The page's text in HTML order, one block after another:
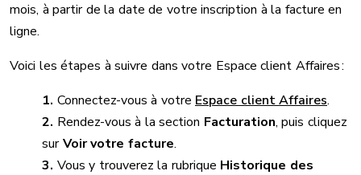
mois, à partir de la date de votre inscription à la facture en
ligne.
Voici les étapes à suivre dans votre Espace client Affaires :
Connectez-vous à votre Espace client Affaires.
Rendez-vous à la section Facturation, puis cliquez
surVoir votre facture.
Vous y trouverez la rubrique Historique des